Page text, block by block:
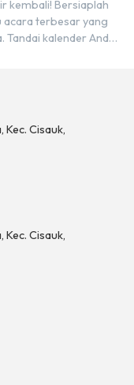
kembali! Bersiaplah
acara terbesar yang
Tandai kalender Anda
Kec. Cisauk,
Kec. Cisauk,